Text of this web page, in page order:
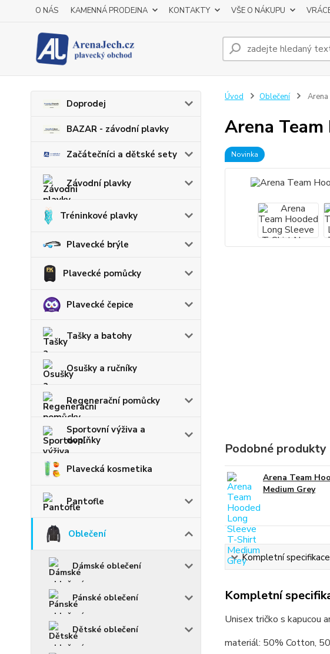
O NÁS KAMENNÁ PRODEJNA KONTAKTY VŠE O NÁKUPU
Doprodej
BAZAR - závodní plavky
Začátečníci a dětské sety
Závodní plavky
Tréninkové plavky
Plavecké brýle
Plavecké pomůcky
Plavecké čepice
Tašky a batohy
Osušky a ručníky
Regenerační pomůcky
Sportovní výživa a
doplňky
Plavecká kosmetika
Pantofle
Oblečení
Dámské oblečení
Pánské oblečení
Dětské oblečení
Úvod Oblečení
Arena
Novinka
Podobné produkty
Arena Team
Medium Grey
Kompletní specifikace
Kompletní
Unisex tričko s kapucou
materiál: 50% Cotton,